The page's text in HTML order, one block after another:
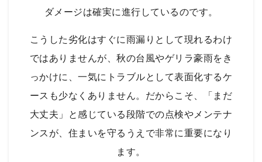
ダメージは確実に進行しているのです。
こうした劣化はすぐに雨漏りとして現れるわけ
ではありませんが、秋の台風やゲリラ豪雨をき
っかけに、一気にトラブルとして表面化するケ
ースも少なくありません。だからこそ、「まだ
大丈夫」と感じている段階での点検やメンテナ
ンスが、住まいを守るうえで非常に重要になり
ます。